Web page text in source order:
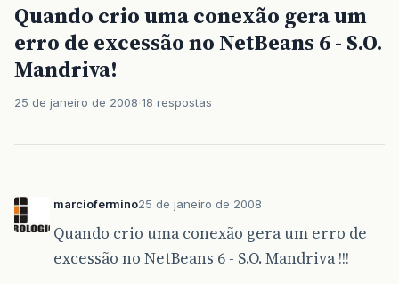
Quando crio uma conexão gera um
erro de excessão no NetBeans 6 - S.O.
Mandriva!
25 de janeiro de 2008 18 respostas
marciofermino25 de janeiro de 2008
Quando crio uma conexão gera um erro de
excessão no NetBeans 6 - S.O. Mandriva !!!